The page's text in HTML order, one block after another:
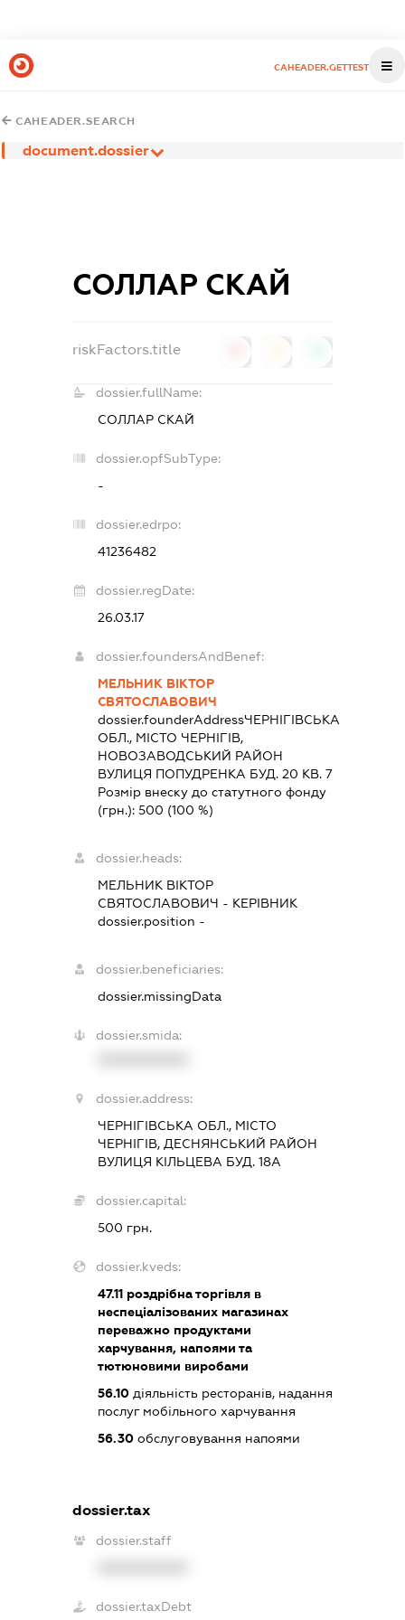
CAHEADER.GETTEST
CAHEADER.SEARCH
document.dossier
СОЛЛАР СКАЙ
riskFactors.title
dossier.fullName:
СОЛЛАР СКАЙ
dossier.opfSubType:
-
dossier.edrpo:
41236482
dossier.regDate:
26.03.17
dossier.foundersAndBenef:
МЕЛЬНИК ВІКТОР
СВЯТОСЛАВОВИЧ
dossier.founderAddressЧЕРНІГІВСЬКА
ОБЛ., МІСТО ЧЕРНІГІВ,
НОВОЗАВОДСЬКИЙ РАЙОН
ВУЛИЦЯ ПОПУДРЕНКА БУД. 20 КВ. 7
Розмір внеску до статутного фонду
(грн.): 500 (100 %)
dossier.heads:
МЕЛЬНИК ВІКТОР
СВЯТОСЛАВОВИЧ - КЕРІВНИК
dossier.position -
dossier.beneficiaries:
dossier.missingData
dossier.smida:
dossier.address:
ЧЕРНІГІВСЬКА ОБЛ., МІСТО
ЧЕРНІГІВ, ДЕСНЯНСЬКИЙ РАЙОН
ВУЛИЦЯ КІЛЬЦЕВА БУД. 18А
dossier.capital:
500 грн.
dossier.kveds:
47.11роздрібна торгівля в
неспеціалізованих магазинах
переважно продуктами
харчування, напоями та
тютюновими виробами
56.10діяльність ресторанів, надання
послуг мобільного харчування
56.30обслуговування напоями
dossier.tax
dossier.staff
dossier.taxDebt